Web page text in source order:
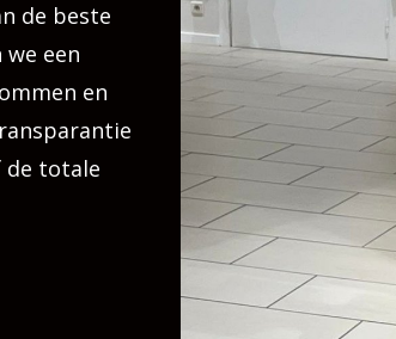
de beste
een
en
de totale